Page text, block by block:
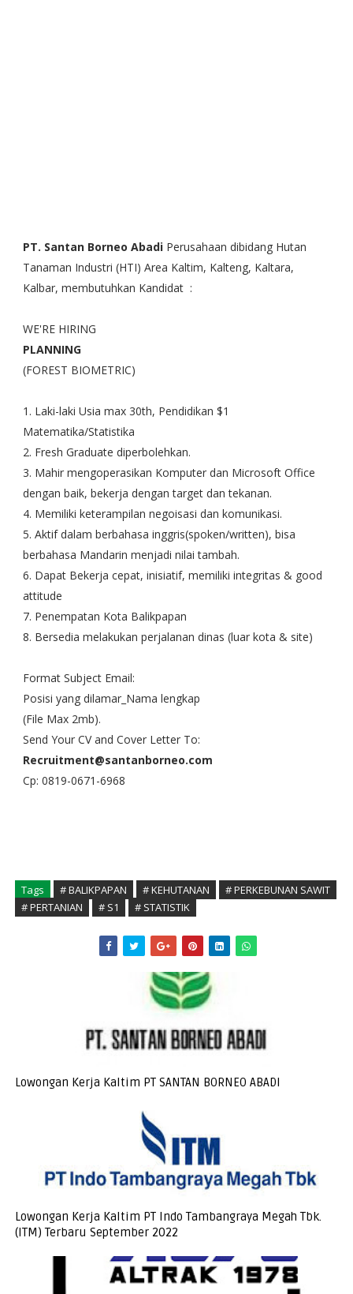
PT. Santan Borneo AbadiPerusahaan dibidang Hutan
Tanaman Industri (HTI) Area Kaltim, Kalteng, Kaltara,
Kalbar, membutuhkan Kandidat :
WE'RE HIRING
PLANNING
(FOREST BIOMETRIC)
1. Laki-laki Usia max 30th, Pendidikan $1
Matematika/Statistika
2. Fresh Graduate diperbolehkan.
3. Mahir mengoperasikan Komputer dan Microsoft Office
dengan baik, bekerja dengan target dan tekanan.
4. Memiliki keterampilan negoisasi dan komunikasi.
5. Aktif dalam berbahasa inggris(spoken/written), bisa
berbahasa Mandarin menjadi nilai tambah.
6. Dapat Bekerja cepat, inisiatif, memiliki integritas & good
attitude
7. Penempatan Kota Balikpapan
8. Bersedia melakukan perjalanan dinas (luar kota & site)
Format Subject Email:
Posisi yang dilamar_Nama lengkap
(File Max 2mb).
Send Your CV and Cover Letter To:
Recruitment@santanborneo.com
Cp: 0819-0671-6968
Tags # BALIKPAPAN # KEHUTANAN
# PERKEBUNAN SAWIT
# PERTANIAN
# S1 # STATISTIK
Lowongan Kerja Kaltim PT SANTAN BORNEO ABADI
Lowongan Kerja Kaltim PT Indo Tambangraya Megah Tbk.
(ITM) Terbaru September 2022